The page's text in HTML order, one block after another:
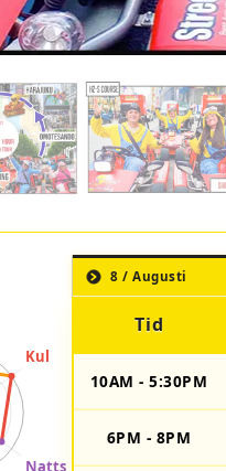
8 / Augusti
Tid
10AM - 5:30PM
6PM - 8PM